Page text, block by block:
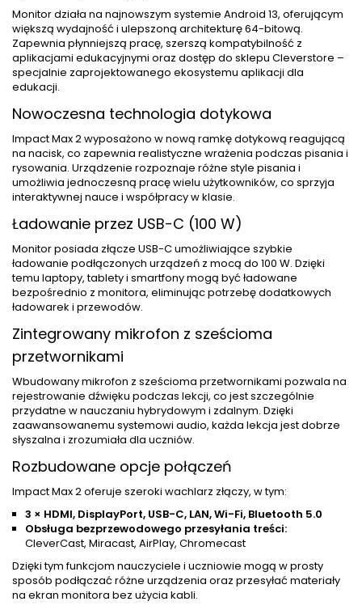
Monitor działa na najnowszym systemie Android 13, oferującym
większą wydajność i ulepszoną architekturę 64-bitową.
Zapewnia płynniejszą pracę, szerszą kompatybilność z
aplikacjami edukacyjnymi oraz dostęp do sklepu Cleverstore –
specjalnie zaprojektowanego ekosystemu aplikacji dla
edukacji.
Nowoczesna technologia dotykowa
Impact Max 2 wyposażono w nową ramkę dotykową reagującą
na nacisk, co zapewnia realistyczne wrażenia podczas pisania i
rysowania. Urządzenie rozpoznaje różne style pisania i
umożliwia jednoczesną pracę wielu użytkowników, co sprzyja
interaktywnej nauce i współpracy w klasie.
Ładowanie przez USB-C (100 W)
Monitor posiada złącze USB-C umożliwiające szybkie
ładowanie podłączonych urządzeń z mocą do 100 W. Dzięki
temu laptopy, tablety i smartfony mogą być ładowane
bezpośrednio z monitora, eliminując potrzebę dodatkowych
ładowarek i przewodów.
Zintegrowany mikrofon z sześcioma
przetwornikami
Wbudowany mikrofon z sześcioma przetwornikami pozwala na
rejestrowanie dźwięku podczas lekcji, co jest szczególnie
przydatne w nauczaniu hybrydowym i zdalnym. Dzięki
zaawansowanemu systemowi audio, każda lekcja jest dobrze
słyszalna i zrozumiała dla uczniów.
Rozbudowane opcje połączeń
Impact Max 2 oferuje szeroki wachlarz złączy, w tym:
3 × HDMI, DisplayPort, USB-C, LAN, Wi-Fi, Bluetooth 5.0
Obsługa bezprzewodowego przesyłania treści:
CleverCast, Miracast, AirPlay, Chromecast
Dzięki tym funkcjom nauczyciele i uczniowie mogą w prosty
sposób podłączać różne urządzenia oraz przesyłać materiały
na ekran monitora bez użycia kabli.